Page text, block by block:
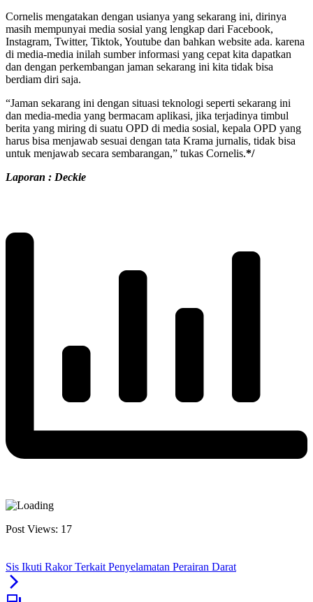
Cornelis mengatakan dengan usianya yang sekarang ini, dirinya
masih mempunyai media sosial yang lengkap dari Facebook,
Instagram, Twitter, Tiktok, Youtube dan bahkan website ada. karena
di media-media inilah sumber informasi yang cepat kita dapatkan
dan dengan perkembangan jaman sekarang ini kita tidak bisa
berdiam diri saja.
“Jaman sekarang ini dengan situasi teknologi seperti sekarang ini
dan media-media yang bermacam aplikasi, jika terjadinya timbul
berita yang miring di suatu OPD di media sosial, kepala OPD yang
harus bisa menjawab sesuai dengan tata Krama jurnalis, tidak bisa
untuk menjawab secara sembarangan,” tukas Cornelis.*/
Laporan : Deckie
Post Views: 17
Sis Ikuti Rakor Terkait Penyelamatan Perairan Darat